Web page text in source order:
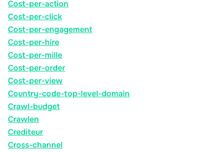
Cost-per-action
Cost-per-click
Cost-per-engagement
Cost-per-hire
Cost-per-mille
Cost-per-order
Cost-per-view
Country-code-top-level-domain
Crawl-budget
Crawlen
Crediteur
Cross-channel